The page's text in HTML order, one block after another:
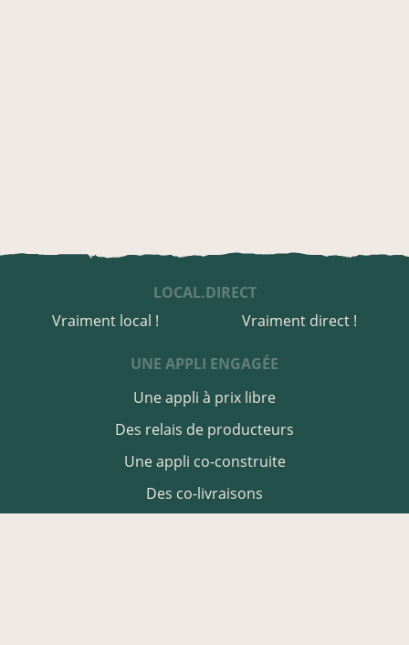
LOCAL.DIRECT
Vraiment local !
Vraiment direct !
UNE APPLI ENGAGÉE
Une appli à prix libre
Des relais de producteurs
Des co-livraisons
Une appli co-construite